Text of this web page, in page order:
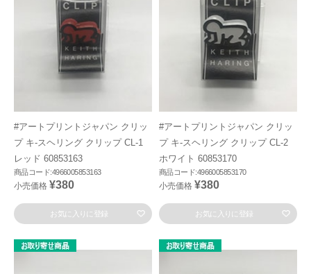
#アートプリントジャパン クリッ
プ キ-スヘリング クリップ CL-1
レッド 60853163
商品コード:4966005853163
小売価格 ¥380
お気に入りに登録
#アートプリントジャパン クリッ
プ キ-スヘリング クリップ CL-2
ホワイト 60853170
商品コード:4966005853170
小売価格 ¥380
お気に入りに登録